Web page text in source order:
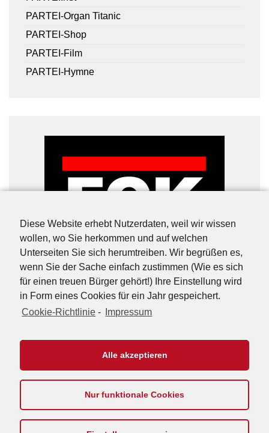
Diese Website erhebt Nutzerdaten, weil wir wissen
wollen, wo Sie herkommen und auf welchen
Unterseiten Sie sich herumtreiben. Wir begrüßen es,
wenn Sie der Sache einfach zustimmen (Wie es sich
für einen treuen Bürger gehört!) Ihre Einstellung wird
in Form eines Cookies für ein Jahr gespeichert.
Cookie-Richtlinie - Impressum
Alle akzeptieren
Nur funktionale Cookies
PARTEI-Organ Titanic
PARTEI-Shop
PARTEI-Film
PARTEI-Hymne
Footer